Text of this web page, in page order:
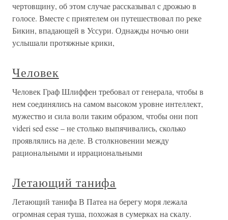
чертовщину, об этом случае рассказывал с дрожью в
голосе. Вместе с приятелем он путешествовал по реке
Бикин, впадающей в Уссури. Однажды ночью они
услышали протяжные крики,
Человек
Человек Граф Шлиффен требовал от генерала, чтобы в
нем соединялись на самом высоком уровне интеллект,
мужество и сила воли таким образом, чтобы они поп
videri sed esse – не столько выпячивались, сколько
проявлялись на деле. В столкновении между
рациональными и иррациональными
Летающий танифа
Летающий танифа В Патеа на берегу моря лежала
огромная серая туша, похожая в сумерках на скалу.